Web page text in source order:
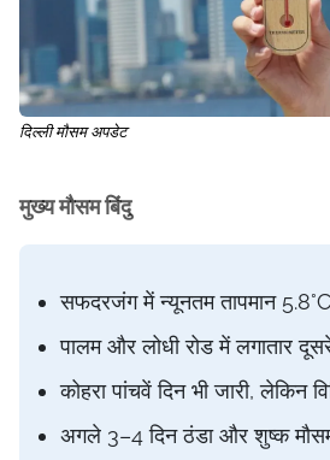
दिल्ली मौसम अपडेट
मुख्य मौसम बिंदु
सफदरजंग में न्यूनतम तापमान
पालम और लोधी रोड में लगातार
कोहरा पांचवें दिन भी जारी, लेकिन
अगले 3–4 दिन ठंडा और शुष्क